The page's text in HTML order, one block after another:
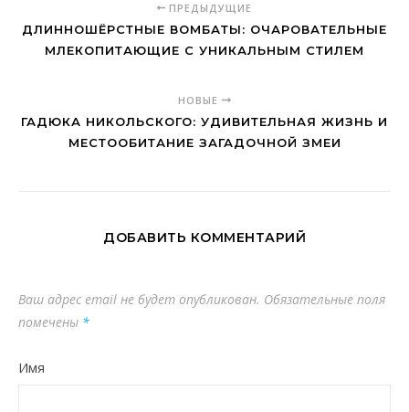
ПРЕДЫДУЩИЕ
ДЛИННОШЁРСТНЫЕ ВОМБАТЫ: ОЧАРОВАТЕЛЬНЫЕ
МЛЕКОПИТАЮЩИЕ С УНИКАЛЬНЫМ СТИЛЕМ
НОВЫЕ
ГАДЮКА НИКОЛЬСКОГО: УДИВИТЕЛЬНАЯ ЖИЗНЬ И
МЕСТООБИТАНИЕ ЗАГАДОЧНОЙ ЗМЕИ
ДОБАВИТЬ КОММЕНТАРИЙ
Ваш адрес email не будет опубликован. Обязательные поля
помечены *
Имя